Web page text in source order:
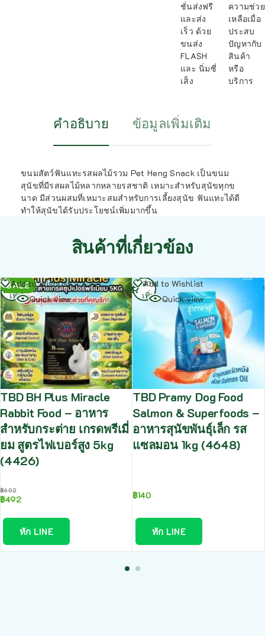
ชั่นส่งฟรี
และส่ง
เร็ว ด้วย
ขนส่ง
FLASH
และ นิ่มซี่
เส็ง
ความช่วย
เหลือเมื่อ
ประสบ
ปัญหากับ
สินค้า
หรือ
บริการ
คำอธิบาย ข้อมูลเพิ่มเติม
ขนมสัตว์ฟันแทะรสผลไม้รวม Pet Heng Snack เป็นขนม
สุนัขที่มีรสผลไม้หลากหลายรสชาติ เหมาะสำหรับสุนัขทุกข
นาด มีส่วนผสมที่เหมาะสมสำหรับการเลี้ยงสุนัข ฟันแทะได้ดี
ทำให้สุนัขได้รับประโยชน์เพิ่มมากขึ้น
สินค้าที่เกี่ยวข้อง
SALE
Add to Wishlist
Quick view
TBD BH Plus Miracle
Rabbit Food – อาหาร
สำหรับกระต่าย เกรดพรีเมี่
ยม สูตรไฟเบอร์สูง 5kg
(4426)
฿602
฿492
ทัก LINE
อ่าน
เพิ่ม
Add to Wishlist
Quick view
TBD Pramy Dog Food
Salmon & Superfoods –
อาหารสุนัขพันธุ์เล็ก รส
แซลมอน 1kg (4648)
฿140
ทัก LINE
อ่าน
เพิ่ม